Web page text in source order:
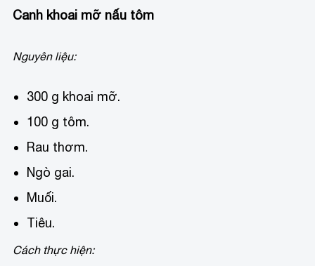
Canh khoai mỡ nấu tôm
Nguyên liệu:
300 g khoai mỡ.
100 g tôm.
Rau thơm.
Ngò gai.
Muối.
Tiêu.
Cách thực hiện: